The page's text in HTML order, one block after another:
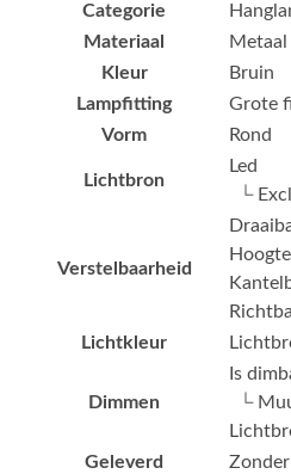
Categorie
Materiaal
Metaal
Kleur
Bruin
Lampfitting
Grote
Vorm
Rond
Lichtbron
Led
└
Verstelbaarheid
Lichtkleur
Dimmen
Is
└
Geleverd